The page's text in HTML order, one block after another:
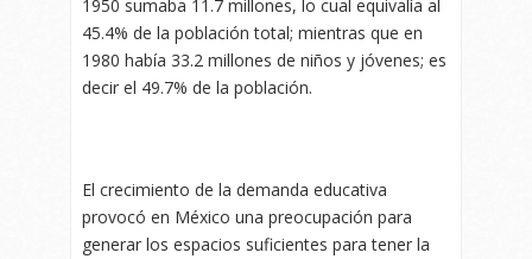
1950 sumaba 11.7 millones, lo cual equivalía al
45.4% de la población total; mientras que en
1980 había 33.2 millones de niños y jóvenes; es
decir el 49.7% de la población.
El crecimiento de la demanda educativa
provocó en México una preocupación para
generar los espacios suficientes para tener la